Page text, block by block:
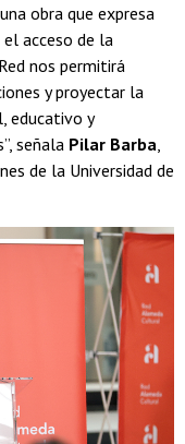
obra que expresa
acceso de la
nos permitirá
y proyectar la
educativo y
señala Pilar Barba
de la Universidad de